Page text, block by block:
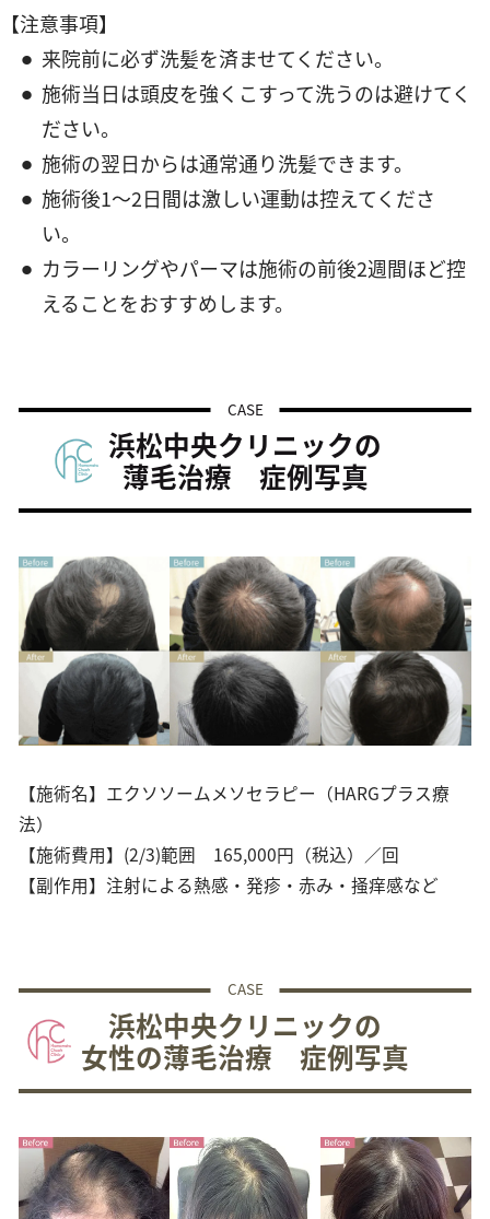
【注意事項】
来院前に必ず洗髪を済ませてください。
施術当日は頭皮を強くこすって洗うのは避けてく
ださい。
施術の翌日からは通常通り洗髪できます。
施術後1～2日間は激しい運動は控えてくださ
い。
カラーリングやパーマは施術の前後2週間ほど控
えることをおすすめします。
CASE
浜松中央クリニックの
薄毛治療 症例写真
【施術名】エクソソームメソセラピー（HARGプラス療
法）
【施術費用】(2/3)範囲 165,000円（税込）／回
【副作用】注射による熱感・発疹・赤み・掻痒感など
CASE
浜松中央クリニックの
女性の薄毛治療 症例写真